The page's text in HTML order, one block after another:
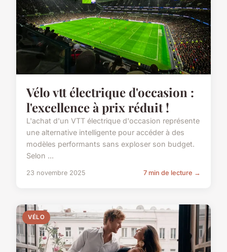
Vélo vtt électrique d'occasion :
l'excellence à prix réduit !
L'achat d'un VTT électrique d'occasion représente
une alternative intelligente pour accéder à des
modèles performants sans exploser son budget.
Selon ...
23 novembre 2025 7 min de lecture →
VÉLO